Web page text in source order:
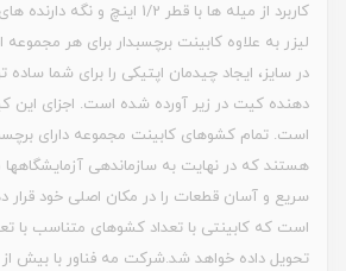
کاربرد از میله ‏ها با قطر 1/2 اینچ
لیزر به علاوه کابینت برچسب‏دار برای هر
در سایز، ایجاد چیدمان اپتیکی را برای شما
است. تمام کشوهای کابینت مجموعه دارای
هستند که در نهایت به سازماندهی
سریع و آسان قطعات را در مکان اصلی خود قرار
است که کابینتی با تعداد کشوهای متناسب با
تحویل داده خواهد شد.شرکت مه فناور با بیش